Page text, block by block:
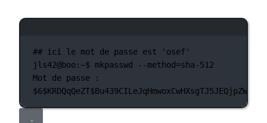
## ici le mot de passe est 'osef'
jls42@boo:~$ mkpasswd
--method=sha-512
Mot
de passe :
$6